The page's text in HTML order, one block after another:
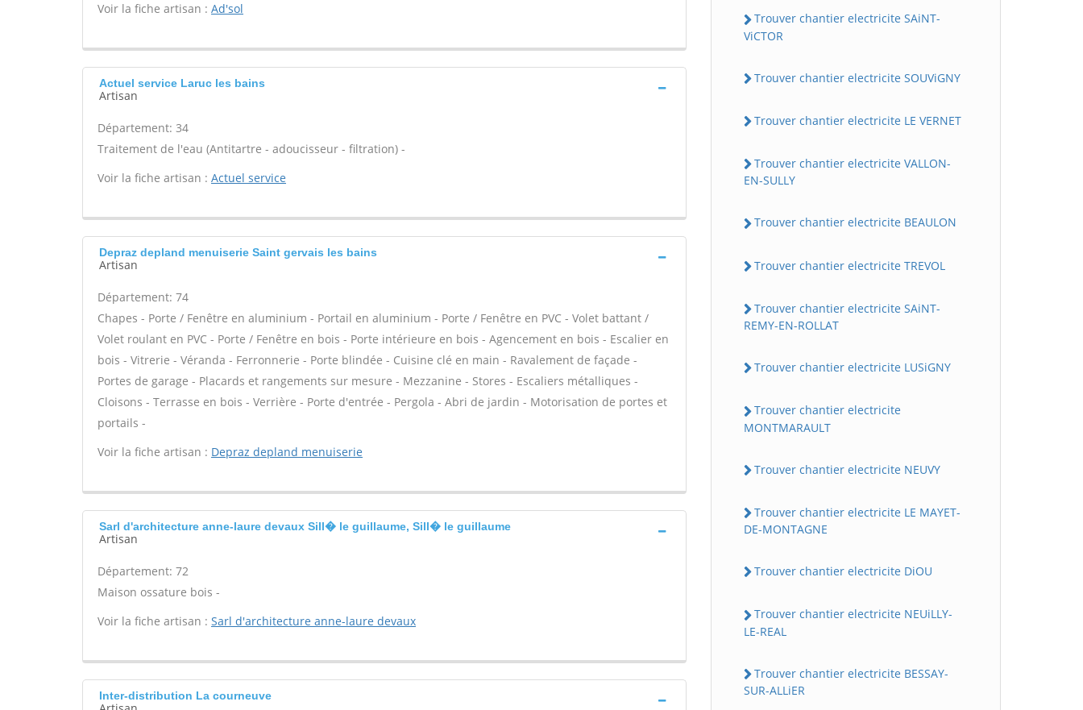
Voir la fiche artisan : Ad'sol
Actuel service Laruc les bains
Artisan
Département: 34
Traitement de l'eau (Antitartre - adoucisseur - filtration) -
Voir la fiche artisan : Actuel service
Depraz depland menuiserie Saint gervais les bains
Artisan
Département: 74
Chapes - Porte / Fenêtre en aluminium - Portail en aluminium - Porte / Fenêtre en PVC - Volet battant /
Volet roulant en PVC - Porte / Fenêtre en bois - Porte intérieure en bois - Agencement en bois - Escalier en
bois - Vitrerie - Véranda - Ferronnerie - Porte blindée - Cuisine clé en main - Ravalement de façade -
Portes de garage - Placards et rangements sur mesure - Mezzanine - Stores - Escaliers métalliques -
Cloisons - Terrasse en bois - Verrière - Porte d'entrée - Pergola - Abri de jardin - Motorisation de portes et
portails -
Voir la fiche artisan : Depraz depland menuiserie
Sarl d'architecture anne-laure devaux Sill� le guillaume, Sill� le guillaume
Artisan
Département: 72
Maison ossature bois -
Voir la fiche artisan : Sarl d'architecture anne-laure devaux
Inter-distribution La courneuve
Trouver chantier electricite SAiNT-
ViCTOR
Trouver chantier electricite SOUViGNY
Trouver chantier electricite LE VERNET
Trouver chantier electricite VALLON-
EN-SULLY
Trouver chantier electricite BEAULON
Trouver chantier electricite TREVOL
Trouver chantier electricite SAiNT-
REMY-EN-ROLLAT
Trouver chantier electricite LUSiGNY
Trouver chantier electricite
MONTMARAULT
Trouver chantier electricite NEUVY
Trouver chantier electricite LE MAYET-
DE-MONTAGNE
Trouver chantier electricite DiOU
Trouver chantier electricite NEUiLLY-
LE-REAL
Trouver chantier electricite BESSAY-
SUR-ALLiER